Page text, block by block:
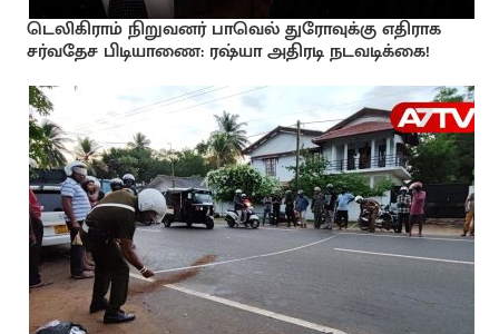
டெலிகிராம் நிறுவனர் பாவெல் துரோவுக்கு எதிராக
சர்வதேச பிடியாணை: ரஷ்யா அதிரடி நடவடிக்கை!